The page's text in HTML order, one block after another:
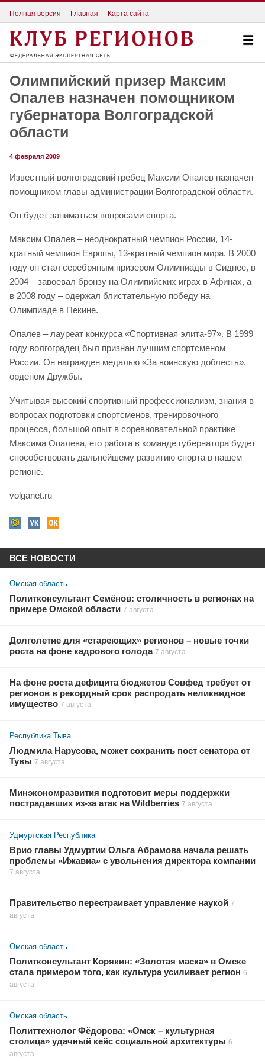
Полная версия Главная Карта сайта
Олимпийский призер Максим
Опалев назначен помощником
губернатора Волгоградской
области
4 февраля 2009
Известный волгоградский гребец Максим Опалев назначен
помощником главы администрации Волгоградской области.
Он будет заниматься вопросами спорта.
Максим Опалев – неоднократный чемпион России, 14-
кратный чемпион Европы, 13-кратный чемпион мира. В 2000
году он стал серебряным призером Олимпиады в Сиднее, в
2004 – завоевал бронзу на Олимпийских играх в Афинах, а
в 2008 году – одержал блистательную победу на
Олимпиаде в Пекине.
Опалев – лауреат конкурса «Спортивная элита-97». В 1999
году волгоградец был признан лучшим спортсменом
России. Он награжден медалью «За воинскую доблесть»,
орденом Дружбы.
Учитывая высокий спортивный профессионализм, знания в
вопросах подготовки спортсменов, тренировочного
процесса, большой опыт в соревновательной практике
Максима Опалева, его работа в команде губернатора будет
способствовать дальнейшему развитию спорта в нашем
регионе.
volganet.ru
ВСЕ НОВОСТИ
Омская область
Политконсультант Семёнов: столичность в регионах на
примере Омской области 7 августа
Долголетие для «стареющих» регионов – новые точки
роста на фоне кадрового голода 7 августа
На фоне роста дефицита бюджетов Совфед требует от
регионов в рекордный срок распродать неликвидное
имущество 7 августа
Республика Тыва
Людмила Нарусова, может сохранить пост сенатора от
Тувы 7 августа
Минэкономразвития подготовит меры поддержки
пострадавших из-за атак на Wildberries 7 августа
Удмуртская Республика
Врио главы Удмуртии Ольга Абрамова начала решать
проблемы «Ижавиа» с увольнения директора компании
7 августа
Правительство перестраивает управление наукой 7
августа
Омская область
Политконсультант Корякин: «Золотая маска» в Омске
стала примером того, как культура усиливает регион 6
августа
Омская область
Политтехнолог Фёдорова: «Омск – культурная
столица» удачный кейс социальной архитектуры 6
августа